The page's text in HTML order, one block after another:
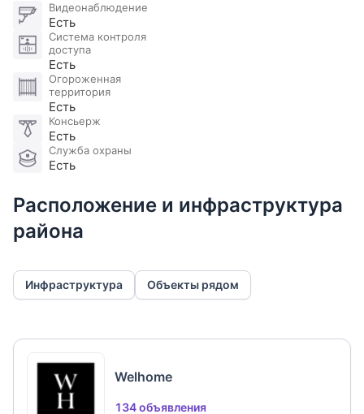
Видеонаблюдение
Есть
Система контроля
доступа
Есть
Огороженная
территория
Есть
Консьерж
Есть
Служба охраны
Есть
Расположение и инфраструктура
района
Инфраструктура Объекты рядом
Welhome
134 объявления